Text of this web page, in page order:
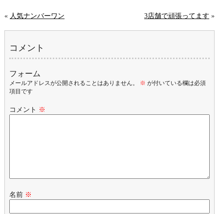
« 人気ナンバーワン 3店舗で頑張ってます »
コメント
フォーム
メールアドレスが公開されることはありません。 ※ が付いている欄は必須
項目です
コメント ※
名前 ※